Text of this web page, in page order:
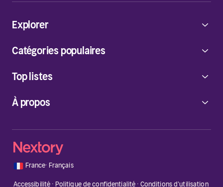
À propos
Explorer
Catégories populaires
Top listes
🇫🇷 France· Français
Accessibilité · Politique de confidentialité · Conditions d'utilisation